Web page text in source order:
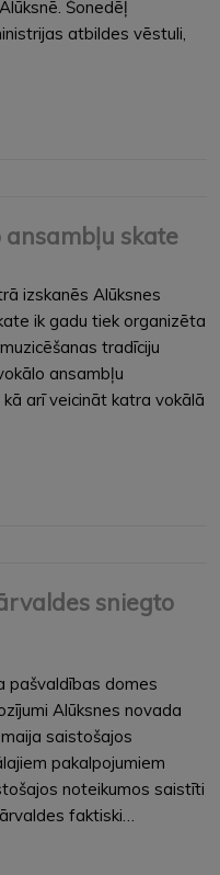
Šonedēļ
atbildes vēstuli,
ansambļu skate
izskanēs Alūksnes
ik gadu tiek organizēta
tradīciju
ansambļu
arī veicināt katra vokālā
sniegto
pašvaldības domes
Alūksnes novada
saistošajos
pakalpojumiem
noteikumos saistīti
faktiski…